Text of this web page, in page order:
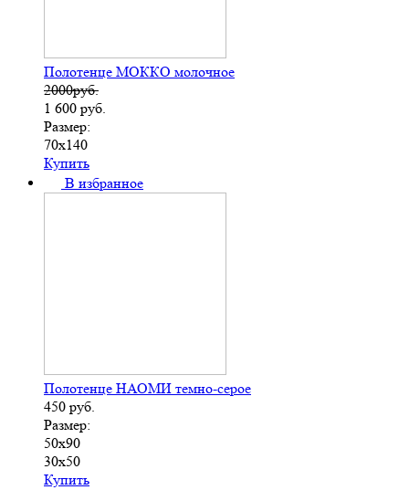
Полотенце МОККО молочное
2000руб.
1 600 руб.
Размер:
70х140
Купить
В избранное
Полотенце НАОМИ темно-серое
450 руб.
Размер:
50х90
30х50
Купить